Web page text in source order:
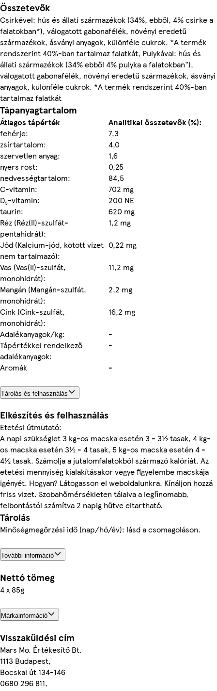
Összetevők
Csirkével: hús és állati származékok (34%, ebből, 4% csirke a
falatokban*), válogatott gabonafélék, növényi eredetű
származékok, ásványi anyagok, különféle cukrok. *A termék
rendszerint 40%-ban tartalmaz falatkát, Pulykával: hús és
állati származékok (34% ebből 4% pulyka a falatokban"),
válogatott gabonafélék, növényi eredetű származékok, ásványi
anyagok, különféle cukrok. *A termék rendszerint 40%-ban
tartalmaz falatkát
Tápanyagtartalom
Átlagos tápérték
Analitikai összetevők (%):
fehérje:
7,3
zsírtartalom:
4,0
szervetlen anyag:
1,6
nyers rost:
0,25
nedvességtartalom:
84,5
C-vitamin:
702 mg
D₃-vitamin:
200 NE
taurin:
620 mg
Réz (Réz(II)-szulfát-
pentahidrát):
1,2 mg
Jód (Kalcium-jód, kötött vizet
nem tartalmazó):
0,22 mg
Vas (Vas(II)-szulfát,
monohidrát):
11,2 mg
Mangán (Mangán-szulfát,
monohidrát):
2,2 mg
Cink (Cink-szulfát,
monohidrát):
16,2 mg
Adalékanyagok/kg:
-
Tápértékkel rendelkező
adalékanyagok:
-
Aromák
-
Tárolás és felhasználás
Elkészítés és felhasználás
Etetési útmutató:
A napi szükséglet 3 kg-os macska esetén 3 - 3½ tasak, 4 kg-
os macska esetén 3½ - 4 tasak, 5 kg-os macska esetén 4 -
4½ tasak. Számolja a jutalomfalatokból származó kalóriát. Az
etetési mennyiség kialakításakor vegye figyelembe macskája
igényét. Hogyan? Látogasson el weboldalunkra. Kínáljon hozzá
friss vizet. Szobahőmérsékleten tálalva a legfinomabb,
felbontástól számítva 2 napig hűtve eltartható.
Tárolás
Minőségmegőrzési idő (nap/hó/év): lásd a csomagoláson.
További információ
Nettó tömeg
4 x 85g
Márkainformáció
Visszaküldési cím
Mars Mo. Értékesítő Bt.
1113 Budapest,
Bocskai út 134-146
0680 296 811,